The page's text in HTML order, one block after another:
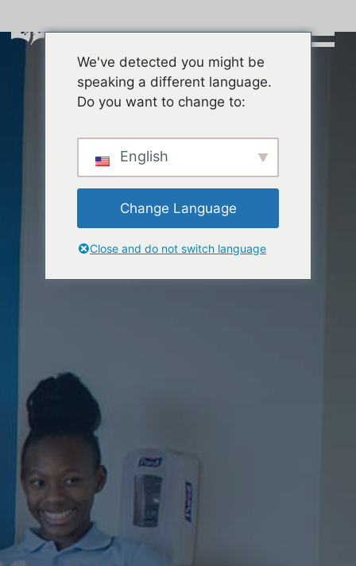
content
We've detected you might be
speaking a different language.
Do you want to change to:
English
Change Language
Close and do not switch language